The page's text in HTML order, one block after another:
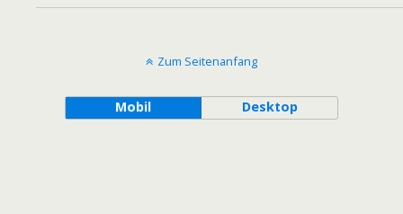
Zum Seitenanfang
Mobil Desktop